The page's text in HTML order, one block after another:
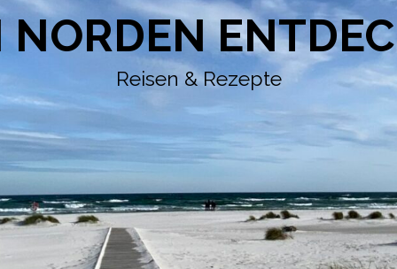
NORDEN
Reisen & Rezepte